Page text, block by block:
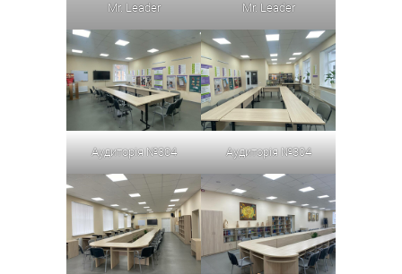
Mr. Leader
Mr. Leader
Аудиторія №304 Аудиторія №304